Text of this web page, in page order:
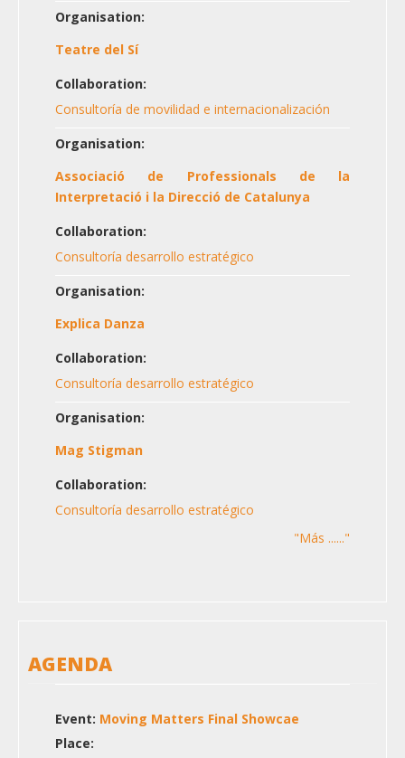
Organisation:
Teatre del Sí
Collaboration:
Consultoría de movilidad e internacionalización
Organisation:
Associació de Professionals de la
Interpretació i la Direcció de Catalunya
Collaboration:
Consultoría desarrollo estratégico
Organisation:
Explica Danza
Collaboration:
Consultoría desarrollo estratégico
Organisation:
Mag Stigman
Collaboration:
Consultoría desarrollo estratégico
"Más ......"
AGENDA
Event: Moving Matters Final Showcae
Place: